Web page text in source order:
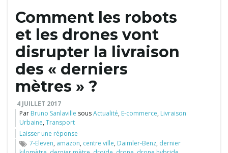
Comment les robots
et les drones vont
disrupter la livraison
des « derniers
mètres » ?
4 JUILLET 2017
Par Bruno Sanlaville sousActualité, E-commerce, Livraison
Urbaine,Transport
Laisser une réponse
7-Eleven, amazon, centre ville, Daimler-Benz, dernier